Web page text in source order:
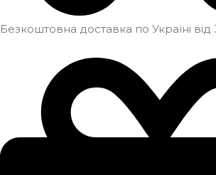
Безкоштовна доставка по Україні від